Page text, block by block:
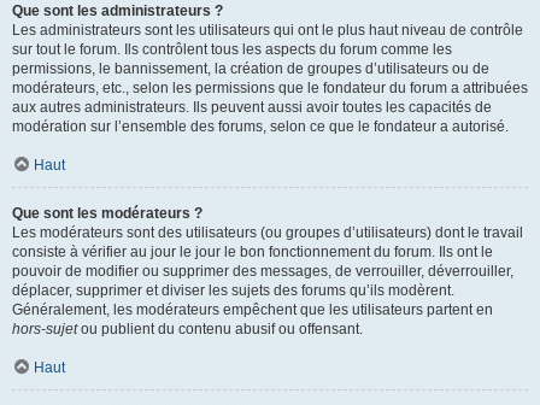
Que sont les administrateurs ?
Les administrateurs sont les utilisateurs qui ont le plus haut niveau de contrôle
sur tout le forum. Ils contrôlent tous les aspects du forum comme les
permissions, le bannissement, la création de groupes d’utilisateurs ou de
modérateurs, etc., selon les permissions que le fondateur du forum a attribuées
aux autres administrateurs. Ils peuvent aussi avoir toutes les capacités de
modération sur l’ensemble des forums, selon ce que le fondateur a autorisé.
Haut
Que sont les modérateurs ?
Les modérateurs sont des utilisateurs (ou groupes d’utilisateurs) dont le travail
consiste à vérifier au jour le jour le bon fonctionnement du forum. Ils ont le
pouvoir de modifier ou supprimer des messages, de verrouiller, déverrouiller,
déplacer, supprimer et diviser les sujets des forums qu’ils modèrent.
Généralement, les modérateurs empêchent que les utilisateurs partent en
hors-sujetou publient du contenu abusif ou offensant.
Haut